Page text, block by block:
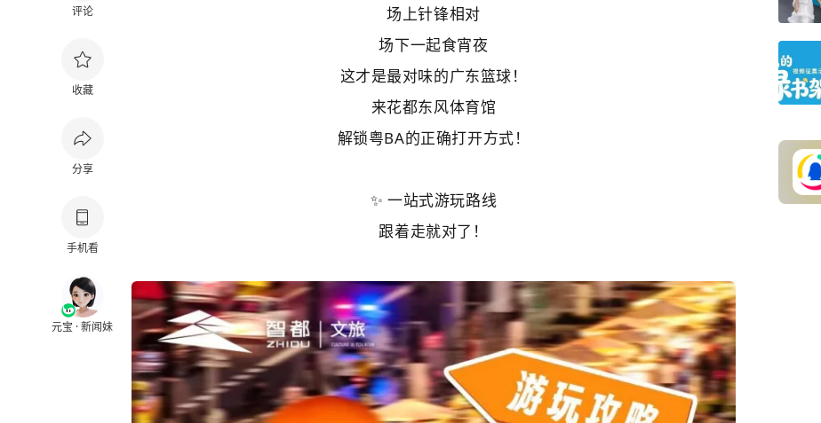
评论
收藏
分享
手机看
元宝 · 新闻妹
场上针锋相对
场下一起食宵夜
这才是最对味的广东篮球！
来花都东风体育馆
解锁粤BA的正确打开方式！
✨ 一站式游玩路线
跟着走就对了！